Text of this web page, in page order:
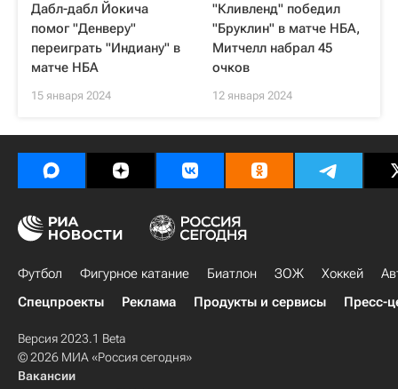
Дабл-дабл Йокича
помог "Денверу"
переиграть "Индиану" в
матче НБА
15 января 2024
"Кливленд" победил
"Бруклин" в матче НБА,
Митчелл набрал 45
очков
12 января 2024
Футбол Фигурное катание Биатлон ЗОЖ Хоккей
Спецпроекты
Реклама Продукты и сервисы Пресс-
Версия 2023.1 Beta
© 2026 МИА «Россия сегодня»
Вакансии